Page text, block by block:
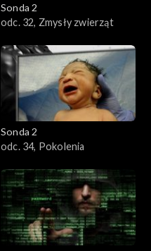
Sonda 2
odc. 32, Zmysły zwierząt
Sonda 2
odc. 34, Pokolenia